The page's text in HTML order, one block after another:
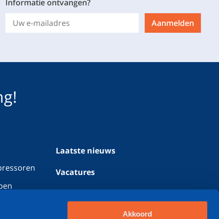
Akkoord
Informatie ontvangen?
Aanmelden
Laatste nieuws
Vacatures
Werken bij Geveke